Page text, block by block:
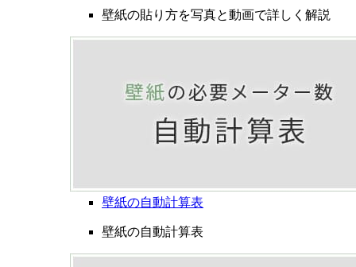
壁紙の貼り方を写真と動画で詳しく解説
壁紙の自動計算表
壁紙の自動計算表